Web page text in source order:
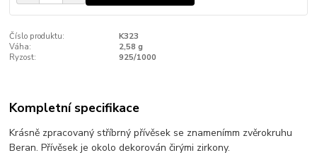
Číslo produktu:
K323
Váha:
2,58 g
Ryzost:
925/1000
Kompletní specifikace
Krásně zpracovaný stříbrný přívěsek se znamenímm zvěrokruhu
Beran. Přívěsek je okolo dekorován čirými zirkony.